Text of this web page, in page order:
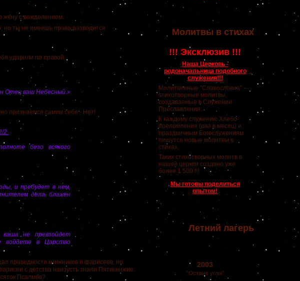
жену с вожделением.
но ты не имеешь права разводится
ударили по правой.
Отец ваш Небесный.»
признаемся самим себе - Нет!
2
безо всякого
и пребудет в нем,
дела, блажен
не превзойдет
войдете в Царство
праведности книжников и фарисеев, но
с детства наизусть знали Пятикнижие.
Псалмов?
Молитвы в стихах
!!! Эксклюзив !!!
Наша Церковь -
родоначальница подобного
служения!!!
Молитвенные "Славословия" –
стихотворные молитвы,
создаваемые в Служении
Прославления.
К каждому служению Хлебо-
преломления (раз в месяц) и
праздничным Богослужениям
пишутся новые молитвы в
стихах.
Таких стихотворных молитв в
нашей церкви создано уже
более 1 500 !!!
Мы готовы поделиться
опытом!
Летний лагерь
2003
"Острые углы"